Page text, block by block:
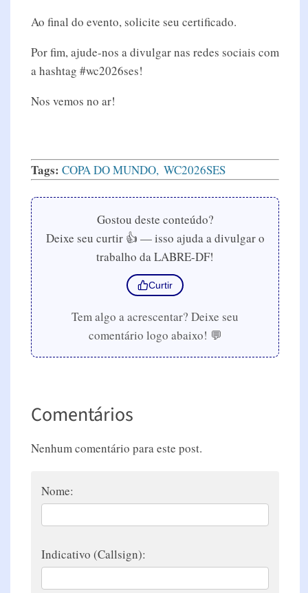
Ao final do evento, solicite seu certificado.
Por fim, ajude-nos a divulgar nas redes sociais com
a hashtag #wc2026ses!
Nos vemos no ar!
Tags: COPA DO MUNDO WC2026SES
Gostou deste conteúdo?
Deixe seu curtir 👍 — isso ajuda a divulgar o
trabalho da LABRE-DF!
Curtir
Tem algo a acrescentar? Deixe seu
comentário logo abaixo! 💬
Comentários
Nenhum comentário para este post.
Nome:
Indicativo (Callsign):